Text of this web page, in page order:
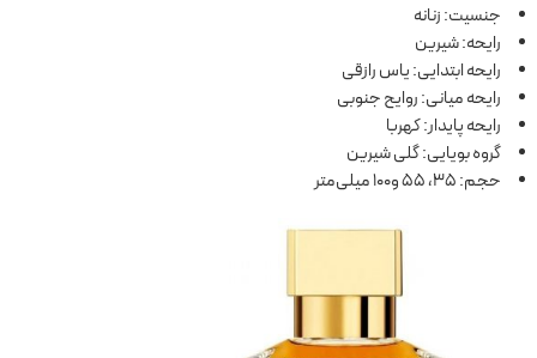
جنسیت: زنانه
رایحه: شیرین
رایحه ابتدایی: یاس رازقی
رایحه میانی: روایح جنوبی
رایحه پایدار: کهربا
گروه بویایی: گلی شیرین
حجم: 35، 55 و100 میلی‌متر